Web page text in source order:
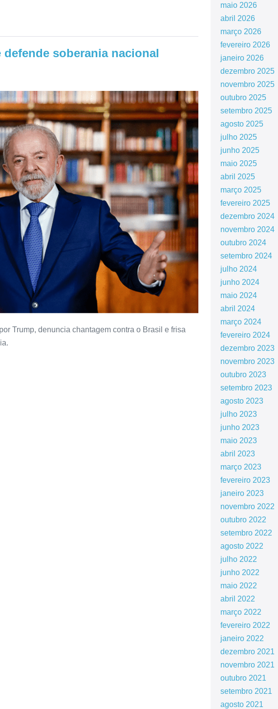
defende soberania nacional
Trump, denuncia chantagem contra o Brasil e frisa
maio 2026
abril 2026
março 2026
fevereiro 2026
janeiro 2026
dezembro 2025
novembro 2025
outubro 2025
setembro 2025
agosto 2025
julho 2025
junho 2025
maio 2025
abril 2025
março 2025
fevereiro 2025
dezembro 2024
novembro 2024
outubro 2024
setembro 2024
julho 2024
junho 2024
maio 2024
abril 2024
março 2024
fevereiro 2024
dezembro 2023
novembro 2023
outubro 2023
setembro 2023
agosto 2023
julho 2023
junho 2023
maio 2023
abril 2023
março 2023
fevereiro 2023
janeiro 2023
novembro 2022
outubro 2022
setembro 2022
agosto 2022
julho 2022
junho 2022
maio 2022
abril 2022
março 2022
fevereiro 2022
janeiro 2022
dezembro 2021
novembro 2021
outubro 2021
setembro 2021
agosto 2021